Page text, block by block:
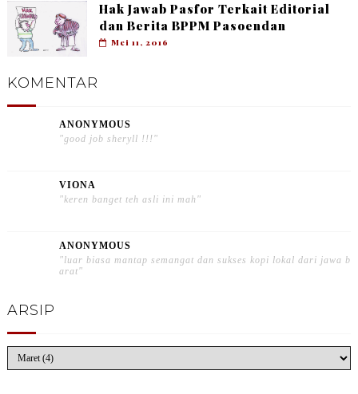
Hak Jawab Pasfor Terkait Editorial
dan Berita BPPM Pasoendan
Mei 11, 2016
KOMENTAR
ANONYMOUS
"good job sheryll !!!"
VIONA
"keren banget teh asli ini mah"
ANONYMOUS
"luar biasa mantap semangat dan sukses kopi lokal dari jawa b
arat"
ARSIP